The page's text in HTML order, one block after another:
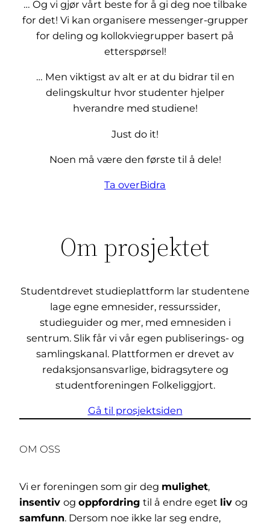
… Og vi gjør vårt beste for å gi deg noe tilbake
for det! Vi kan organisere messenger-grupper
for deling og kollokviegrupper basert på
etterspørsel!
… Men viktigst av alt er at du bidrar til en
delingskultur hvor studenter hjelper
hverandre med studiene!
Just do it!
Noen må være den første til å dele!
Ta overBidra
Om prosjektet
Studentdrevet studieplattform lar studentene
lage egne emnesider, ressurssider,
studieguider og mer, med emnesiden i
sentrum. Slik får vi vår egen publiserings- og
samlingskanal. Plattformen er drevet av
redaksjonsansvarlige, bidragsytere og
studentforeningen Folkeliggjort.
Gå til prosjektsiden
OM OSS
Vi er foreningen som gir deg mulighet,
insentiv og oppfordring til å endre eget liv og
samfunn. Dersom noe ikke lar seg endre,